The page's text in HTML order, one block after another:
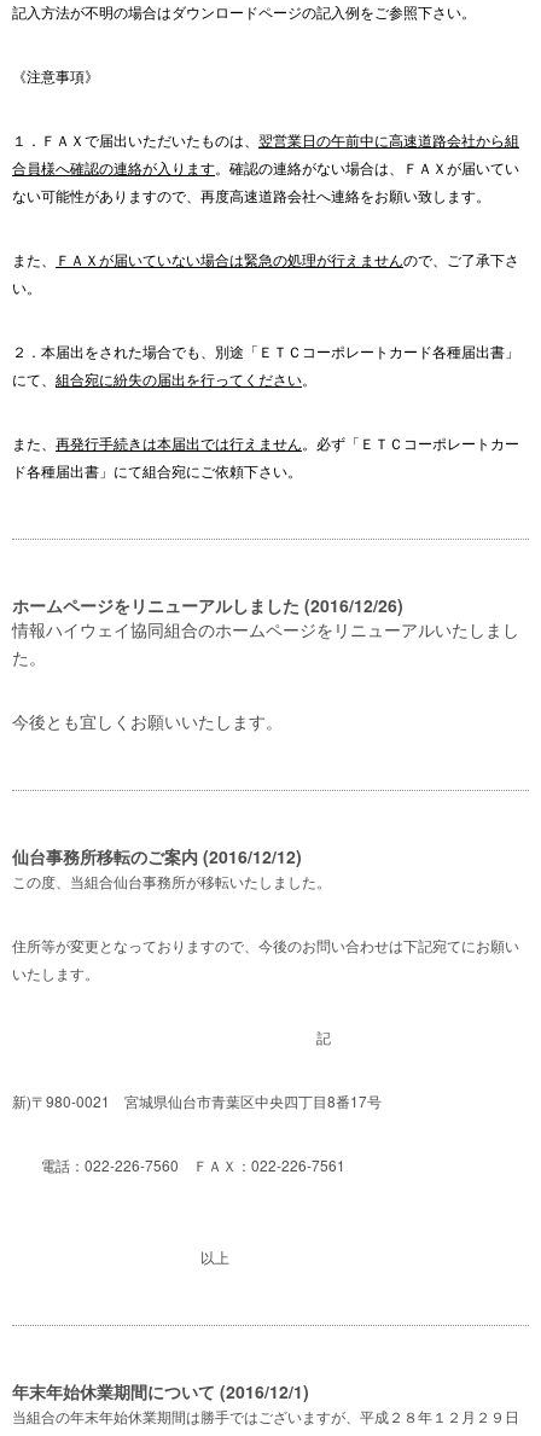
記入方法が不明の場合はダウンロードページの記入例をご参照下さい。
《注意事項》
１．ＦＡＸで届出いただいたものは、 翌営業日の午前中に高速道路会社から組
合員様へ確認の連絡が入ります。確認の連絡がない場合は、ＦＡＸが届いてい
ない可能性がありますので、再度高速道路会社へ連絡をお願い致します。
また、 ＦＡＸが届いていない場合は緊急の処理が行えませんので、ご了承下さ
い。
２．本届出をされた場合でも、別途「ＥＴＣコーポレートカード各種届出書」
にて、 組合宛に紛失の届出を行ってください。
また、 再発行手続きは本届出では行えません。必ず「ＥＴＣコーポレートカー
ド各種届出書」にて組合宛にご依頼下さい。
ホームページをリニューアルしました (2016/12/26)
情報ハイウェイ協同組合のホームページをリニューアルいたしまし
た。
今後とも宜しくお願いいたします。
仙台事務所移転のご案内 (2016/12/12)
この度、当組合仙台事務所が移転いたしました。
住所等が変更となっておりますので、今後のお問い合わせは下記宛てにお願い
いたします。
記
新)〒980-0021 宮城県仙台市青葉区中央四丁目8番17号
電話：022-226-7560 ＦＡＸ：022-226-7561
以上
年末年始休業期間について (2016/12/1)
当組合の年末年始休業期間は勝手ではございますが、平成２８年１２月２９日